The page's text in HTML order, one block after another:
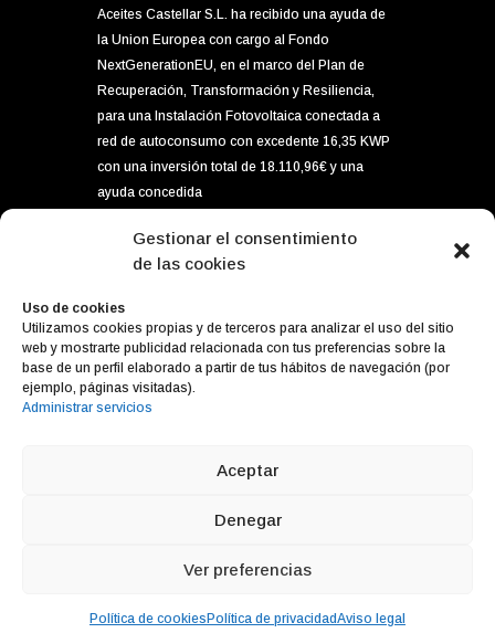
Gestionar el consentimiento
de las cookies
Uso de cookies
Utilizamos cookies propias y de terceros para analizar el uso del sitio
web y mostrarte publicidad relacionada con tus preferencias sobre la
base de un perfil elaborado a partir de tus hábitos de navegación (por
ejemplo, páginas visitadas).
Administrar servicios
Aceptar
Denegar
Ver preferencias
Política de cookies Política de privacidadAviso legal
Aceites Castellar S.L. ha recibido una ayuda de
la Union Europea con cargo al Fondo
NextGenerationEU, en el marco del Plan de
Recuperación, Transformación y Resiliencia,
para una Instalación Fotovoltaica conectada a
red de autoconsumo con excedente 16,35 KWP
con una inversión total de 18.110,96€ y una
ayuda concedida
por importe de 5.896,80€ dentro del programa
de incentivos ligados al autoconsumo y
renovable, así como la implantación de
sistemas térmicos en el sector residencial del
Ministerior para la Transición Ecológica y el
Reto Demográfico, gestionado por el IDAE.
Cabello x Mure